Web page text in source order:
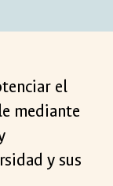
el
mediante
y sus